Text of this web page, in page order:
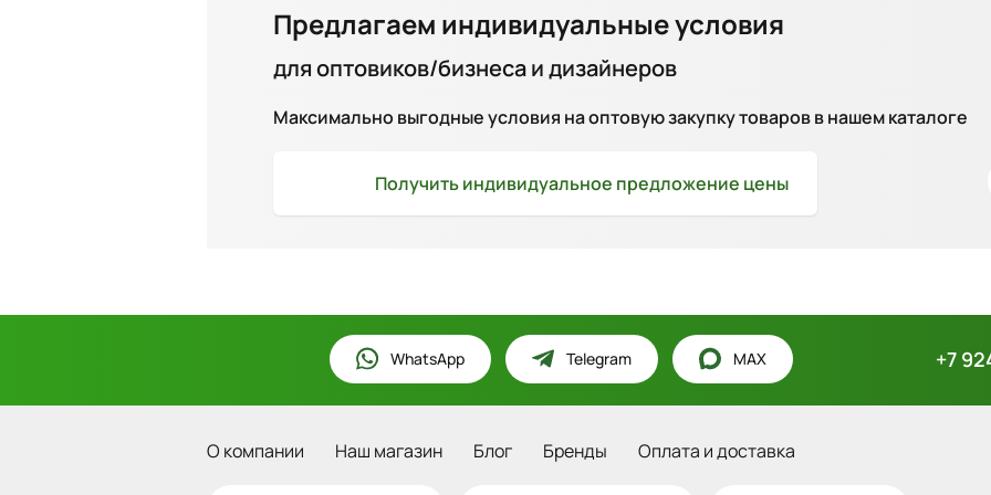
Предлагаем индивидуальные условия
для оптовиков/бизнеса и дизайнеров
Максимально выгодные условия на оптовую закупку товаров в нашем каталоге
Получитьиндивидуальное предложение цены
WhatsApp Telegram MAX +7
О компании Наш магазин Блог Бренды Оплата и доставка